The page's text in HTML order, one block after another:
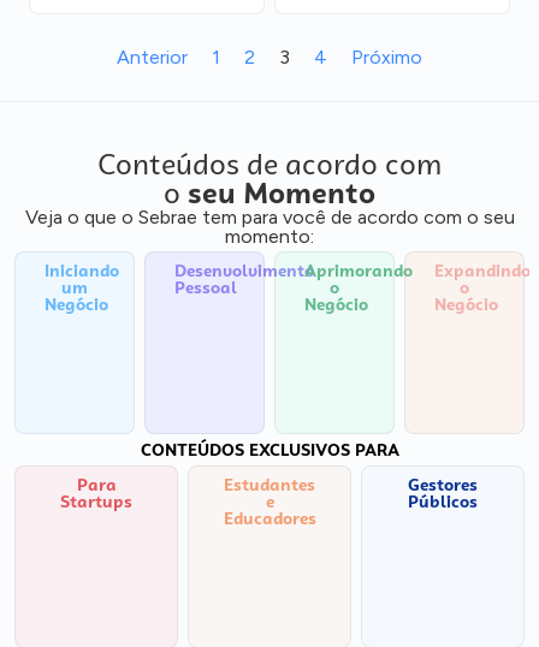
Anterior 1 2 3 4 Próximo
Conteúdos de acordo com
o seu Momento
Veja o que o Sebrae tem para você de acordo com o seu
momento:
Iniciando
um
Negócio
Desenvolvimento
Pessoal
Aprimorando
o
Negócio
Expandindo
o
Negócio
CONTEÚDOS EXCLUSIVOS PARA
Para
Startups
Estudantes
e
Educadores
Gestores
Públicos